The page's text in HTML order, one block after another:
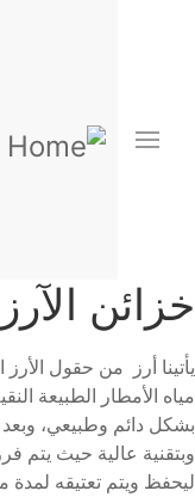
خزائن الآرز
يأتينا أرز
من حقول الأرز
مياه الأمطار الطبيعة
بشكل دائم وطبيعي، وبعد
وبتقنية عالية حيث يتم
ليحفظ ويتم تعتيقه لمدة